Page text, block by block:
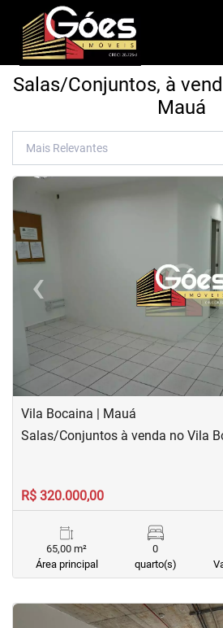
Salas/Conjuntos, à
Mauá
<
‹
Previous
Vila Bocaina | Mauá
Salas/Conjuntos à venda no Vila
R$ 320.000,00
65,00 m²
Área principal
0
quarto(s)
<